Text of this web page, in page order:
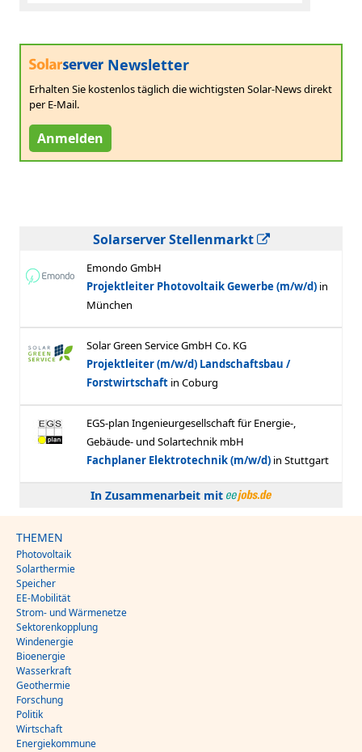
Newsletter
Erhalten Sie kostenlos täglich die wichtigsten Solar-News direkt
per E-Mail.
Anmelden
Solarserver Stellenmarkt
In Zusammenarbeit mit
THEMEN
Photovoltaik
Solarthermie
Speicher
EE-Mobilität
Strom- und Wärmenetze
Sektorenkopplung
Windenergie
Bioenergie
Wasserkraft
Geothermie
Forschung
Politik
Wirtschaft
Energiekommune